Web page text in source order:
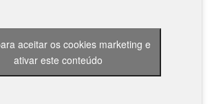
aceitar os cookies marketing e
ativar este conteúdo